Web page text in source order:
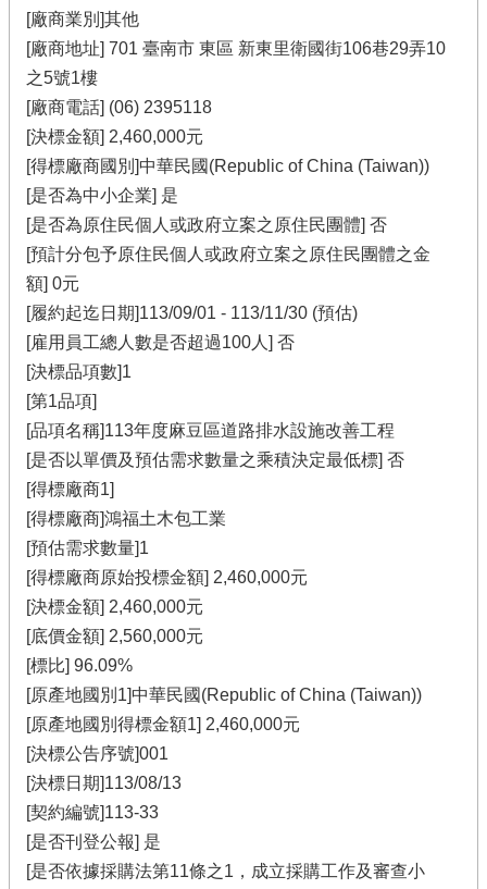
[廠商業別]其他
[廠商地址] 701 臺南市 東區 新東里衛國街106巷29弄10
之5號1樓
[廠商電話] (06) 2395118
[決標金額] 2,460,000元
[得標廠商國別]中華民國(Republic of China (Taiwan))
[是否為中小企業] 是
[是否為原住民個人或政府立案之原住民團體] 否
[預計分包予原住民個人或政府立案之原住民團體之金
額] 0元
[履約起迄日期]113/09/01 - 113/11/30 (預估)
[雇用員工總人數是否超過100人] 否
[決標品項數]1
[第1品項]
[品項名稱]113年度麻豆區道路排水設施改善工程
[是否以單價及預估需求數量之乘積決定最低標] 否
[得標廠商1]
[得標廠商]鴻福土木包工業
[預估需求數量]1
[得標廠商原始投標金額] 2,460,000元
[決標金額] 2,460,000元
[底價金額] 2,560,000元
[標比] 96.09%
[原產地國別1]中華民國(Republic of China (Taiwan))
[原產地國別得標金額1] 2,460,000元
[決標公告序號]001
[決標日期]113/08/13
[契約編號]113-33
[是否刊登公報] 是
[是否依據採購法第11條之1，成立採購工作及審查小